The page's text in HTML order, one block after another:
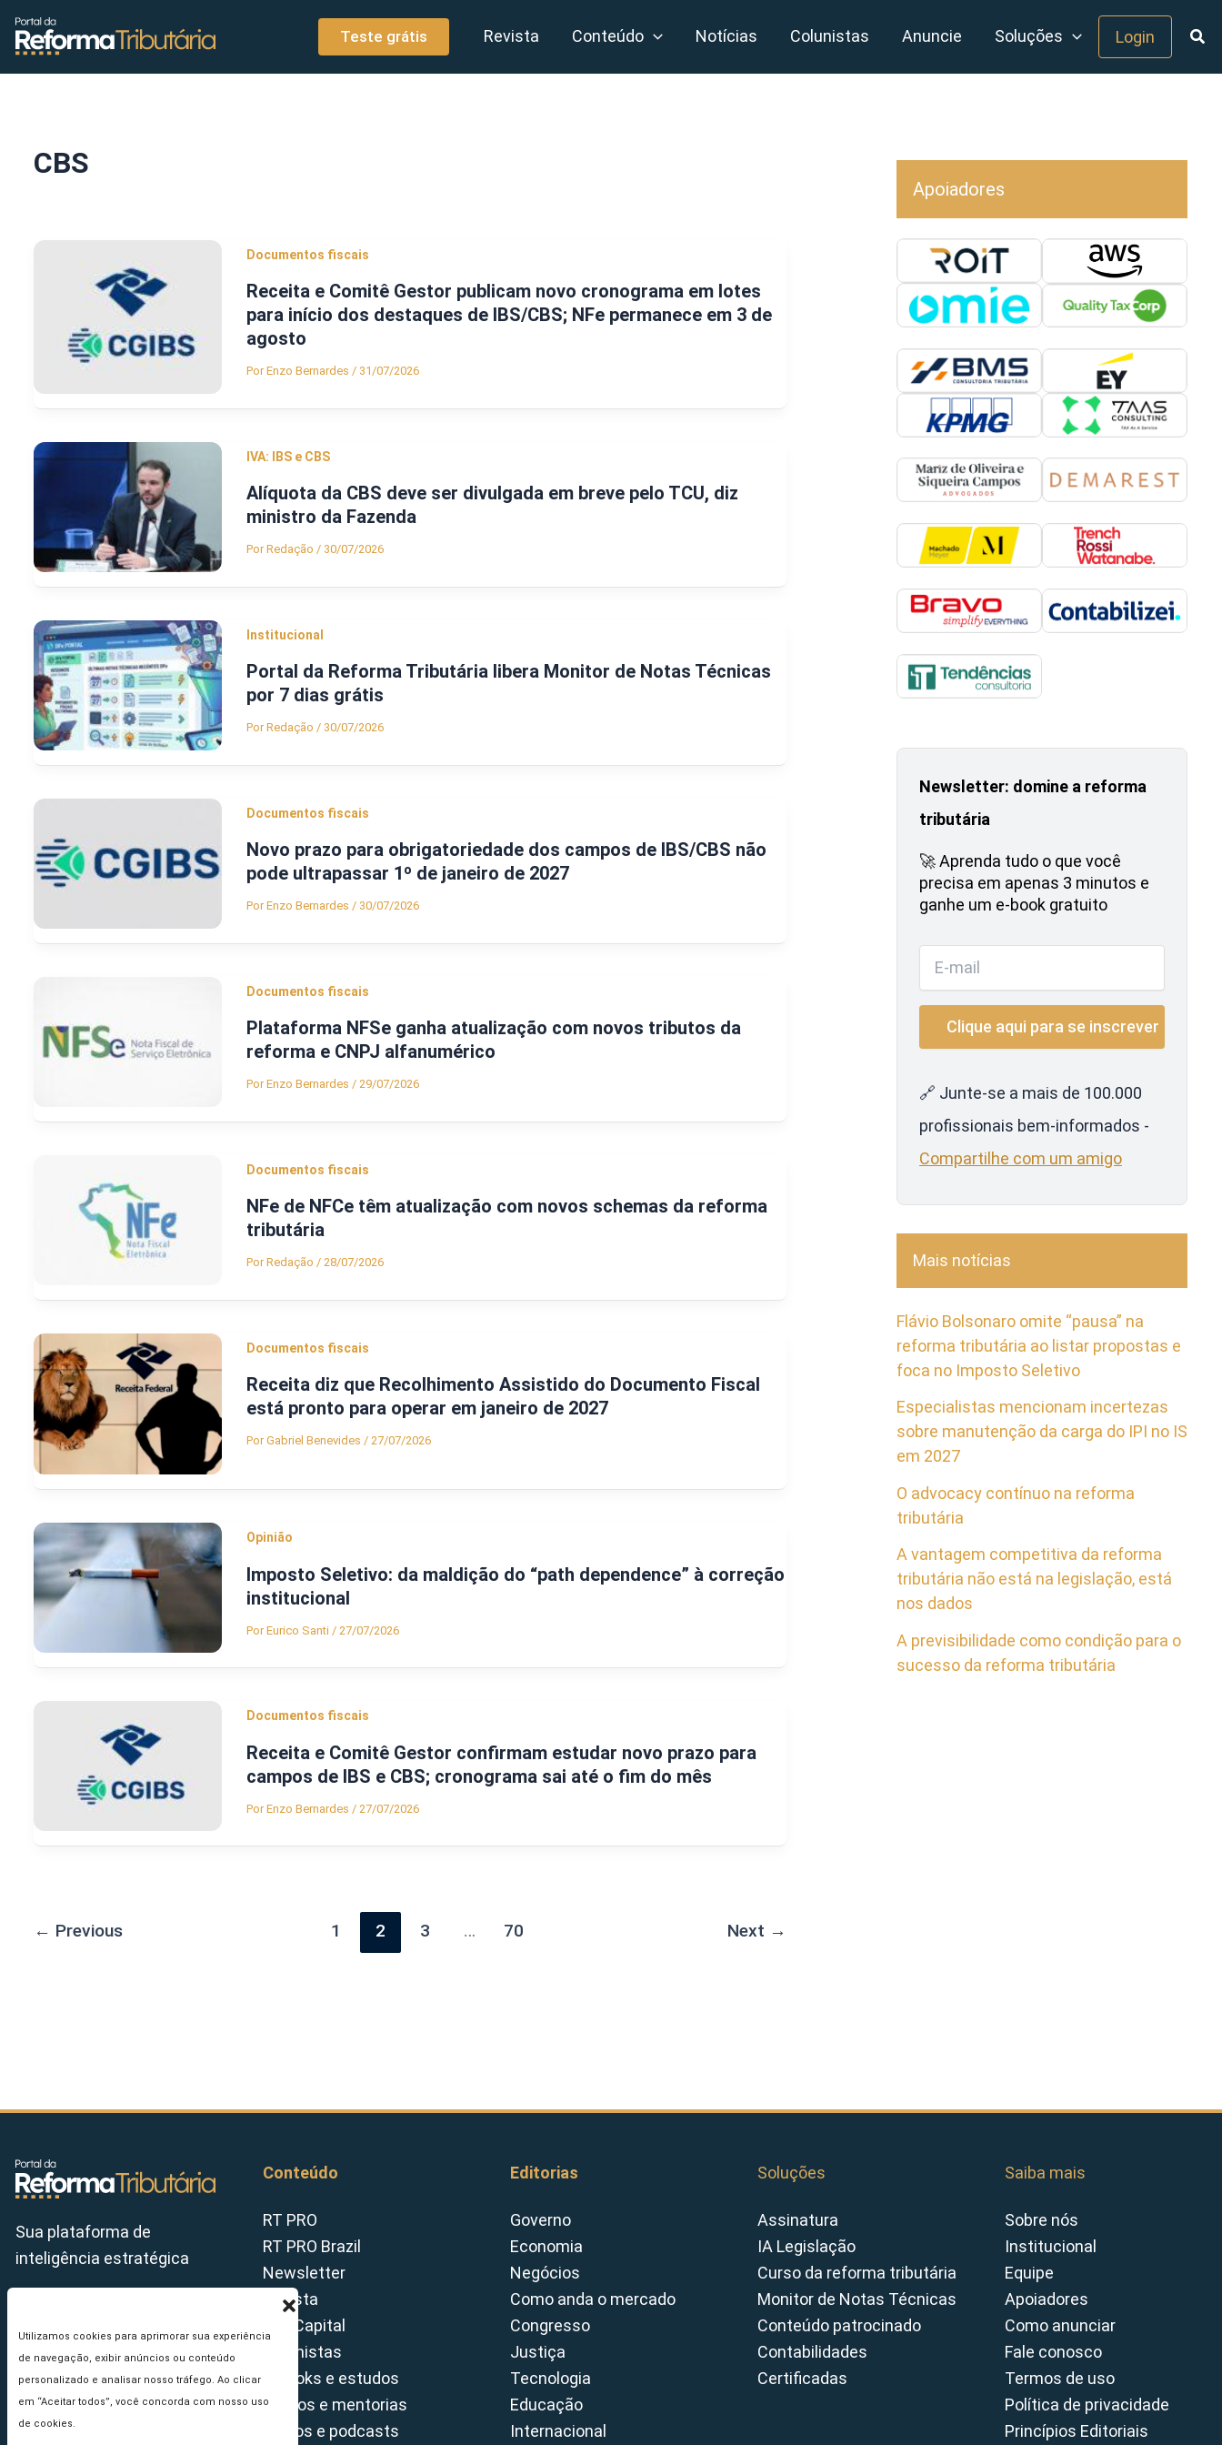
Utilizamos cookies para aprimorar sua experiência
de navegação, exibir anúncios ou conteúdo
personalizado e analisar nosso tráfego. Ao clicar
em “Aceitar todos”, você concorda com nosso uso
de cookies.
conteúdo
Teste grátis Revista Conteúdo Notícias Colunistas Anuncie Soluções Login
CBS
Documentos fiscais
Receita e Comitê Gestor publicam novo cronograma em lotes
para início dos destaques de IBS/CBS; NFe permanece em 3 de
agosto
PorEnzo Bernardes / 31/07/2026
IVA: IBS e CBS
Alíquota da CBS deve ser divulgada em breve pelo TCU, diz
ministro da Fazenda
PorRedação / 30/07/2026
Institucional
Portal da Reforma Tributária libera Monitor de Notas Técnicas
por 7 dias grátis
PorRedação / 30/07/2026
Documentos fiscais
Novo prazo para obrigatoriedade dos campos de IBS/CBS não
pode ultrapassar 1º de janeiro de 2027
PorEnzo Bernardes / 30/07/2026
Documentos fiscais
Plataforma NFSe ganha atualização com novos tributos da
reforma e CNPJ alfanumérico
PorEnzo Bernardes / 29/07/2026
Documentos fiscais
NFe de NFCe têm atualização com novos schemas da reforma
tributária
PorRedação / 28/07/2026
Documentos fiscais
Receita diz que Recolhimento Assistido do Documento Fiscal
está pronto para operar em janeiro de 2027
PorGabriel Benevides / 27/07/2026
Opinião
Imposto Seletivo: da maldição do “path dependence” à correção
institucional
PorEurico Santi / 27/07/2026
Documentos fiscais
Receita e Comitê Gestor confirmam estudar novo prazo para
campos de IBS e CBS; cronograma sai até o fim do mês
PorEnzo Bernardes / 27/07/2026
← Previous 1 2 3 … 70 Next →
Apoiadores
Newsletter: domine a reforma
tributária
🚀 Aprenda tudo o que você
precisa em apenas 3 minutos e
ganhe um e-book gratuito
🔗 Junte-se a mais de 100.000
profissionais bem-informados -
Compartilhe com um amigo
Mais notícias
Flávio Bolsonaro omite “pausa” na
reforma tributária ao listar propostas e
foca no Imposto Seletivo
Especialistas mencionam incertezas
sobre manutenção da carga do IPI no IS
em 2027
O advocacy contínuo na reforma
tributária
A vantagem competitiva da reforma
tributária não está na legislação, está
nos dados
A previsibilidade como condição para o
sucesso da reforma tributária
Sua plataforma de
inteligência estratégica
Conteúdo
RT PRO
RT PRO Brazil
Newsletter
Revista
Tax Capital
Colunistas
E-books e estudos
Cursos e mentorias
Vídeos e podcasts
Editorias
Governo
Economia
Negócios
Como anda o mercado
Congresso
Justiça
Tecnologia
Educação
Internacional
Soluções
Assinatura
IA Legislação
Curso da reforma tributária
Monitor de Notas Técnicas
Conteúdo patrocinado
Contabilidades
Certificadas
Saiba mais
Sobre nós
Institucional
Equipe
Apoiadores
Como anunciar
Fale conosco
Termos de uso
Política de privacidade
Princípios Editoriais